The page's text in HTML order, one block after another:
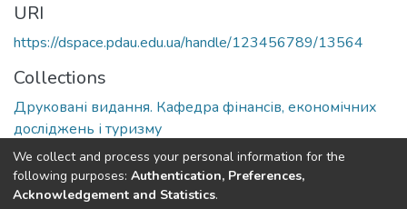
URI
https://dspace.pdau.edu.ua/handle/123456789/13564
Collections
Друковані видання. Кафедра фінансів, економічних
досліджень і туризму
Full item page
We collect and process your personal information for the
following purposes: Authentication, Preferences,
Acknowledgement and Statistics.